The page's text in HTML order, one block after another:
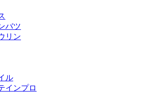
バツ
リン
ル
インプロ